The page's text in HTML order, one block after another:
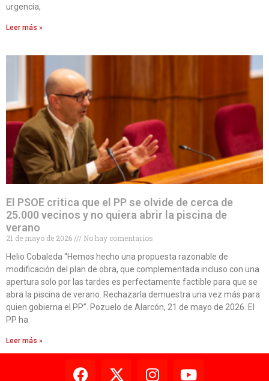
urgencia,
Leer más »
El PSOE critica que el PP se olvide de cerca de
25.000 vecinos y no quiera abrir la piscina de
verano
21 de mayo de 2026
No hay comentarios
Helio Cobaleda “Hemos hecho una propuesta razonable de
modificación del plan de obra, que complementada incluso con una
apertura solo por las tardes es perfectamente factible para que se
abra la piscina de verano. Rechazarla demuestra una vez más para
quien gobierna el PP”. Pozuelo de Alarcón, 21 de mayo de 2026. El
PP ha
Leer más »